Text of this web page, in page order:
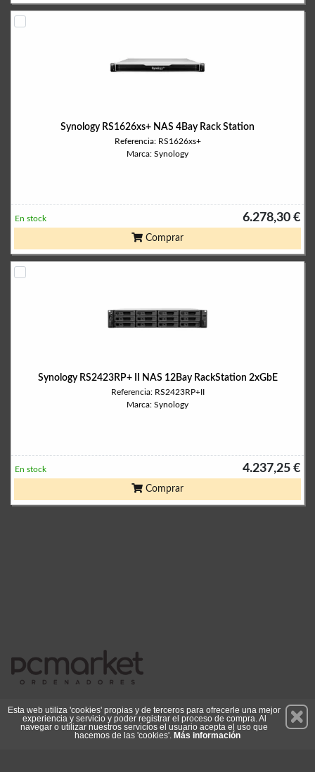
Synology RS1626xs+ NAS 4Bay Rack Station
Referencia: RS1626xs+
Marca: Synology
6.278,30 €
En stock
Comprar
Synology RS2423RP+ II NAS 12Bay RackStation 2xGbE
Referencia: RS2423RP+II
Marca: Synology
4.237,25 €
En stock
Comprar
Suscríbete
Esta web utiliza 'cookies' propias y de terceros para ofrecerle una mejor
experiencia y servicio y poder registrar el proceso de compra. Al
navegar o utilizar nuestros servicios el usuario acepta el uso que
hacemos de las 'cookies'. Más información